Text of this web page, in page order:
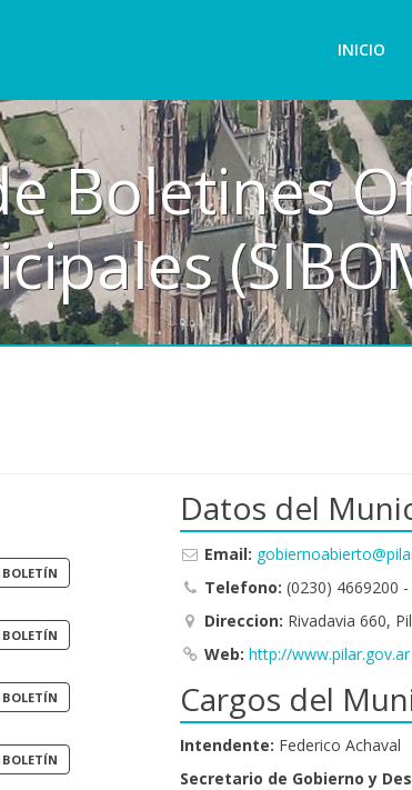
INICIO
Boletines
Datos del
Email:
Telefono: (0230) 4669200
Direccion: Rivadavia 660,
Web: http://www.pilar.gov.ar
Cargos del
Intendente: Federico Achaval
Secretario de Gobierno y